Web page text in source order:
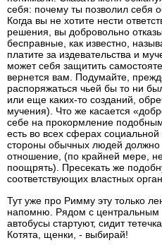
себя: почему ты позволил себя
Когда вы не хотите нести
решения, вы добровольно
бесправные, как известно,
платите за издевательства и
может себя защитить
вернется вам. Подумайте,
распоряжаться чьей бы то ни
или еще каких-то созданий,
мучения). Что же касается
себе на прокормление
есть во всех сферах
стороны обычных людей должно
отношение, (по крайней мере,
поощрять). Пресекать же
соответствующих властных
Тут уже про Римму эту только
напомню. Рядом с центральным
автобусы стартуют, сидит
Котята, щенки, - выбирай!